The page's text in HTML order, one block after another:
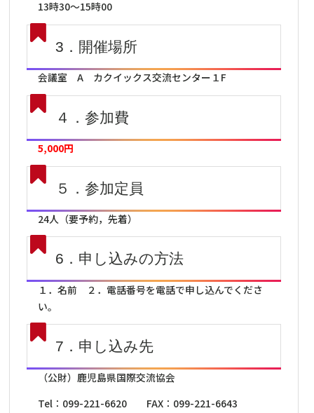
13時30～15時00
3．開催場所
会議室 A カクイックス交流センター１F
４．参加費
5,000円
５．参加定員
24人（要予約，先着）
6．申し込みの方法
１．名前 ２．電話番号を電話で申し込んでくださ
い。
7．申し込み先
（公財）鹿児島県国際交流協会
Tel：099-221-6620 FAX：099-221-6643